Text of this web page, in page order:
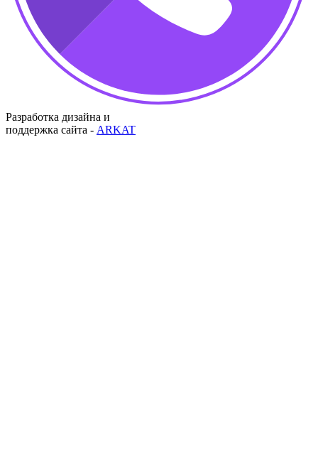
Разработка дизайна и
поддержка сайта - ARKAT